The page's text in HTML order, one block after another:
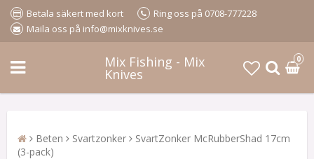
Betala säkert med kort
Ring oss på 0708-777228
Maila oss på info@mixknives.se
Mix Fishing - Mix
Knives
0
Beten Svartzonker
SvartZonker McRubberShad 17cm
(3-pack)